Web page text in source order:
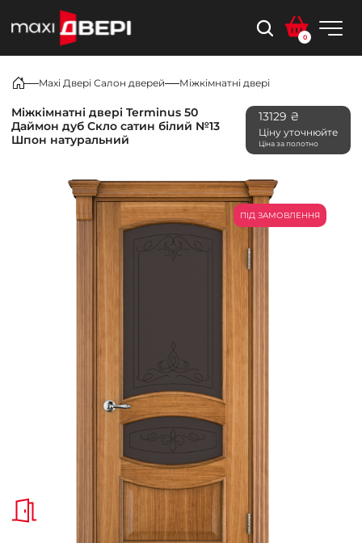
0
Maxi Двері Салон дверей Міжкімнатні двері
Міжкімнатні двері Terminus 50
Даймон дуб Скло сатин білий №13
Шпон натуральний
13129 ₴
Ціну уточнюйте
Ціна за полотно
ПІД ЗАМОВЛЕННЯ